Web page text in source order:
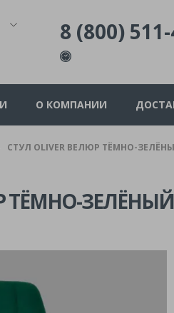
8 (800)
О КОМПАНИИ
СТУЛ OLIVER ВЕЛЮР ТЁМНО-
ТЁМНО-